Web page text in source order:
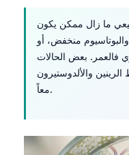
ما زال ممكن يكون
منخفض، أو
فالعمر. بعض الحالات
الرينين والألدوستيرون
معاً.
ქართული
Polski
한국어
Slovenščina